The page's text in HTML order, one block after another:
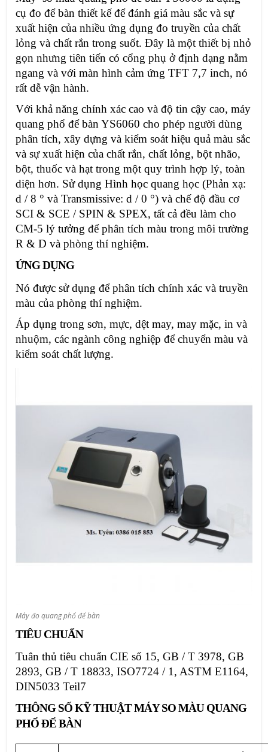
cụ đo để bàn thiết kế để đánh giá màu sắc và sự
xuất hiện của nhiều ứng dụng đo truyền của chất
lỏng và chất rắn trong suốt. Đây là một thiết bị nhỏ
gọn nhưng tiên tiến có cổng phụ ở định dạng nằm
ngang và với màn hình cảm ứng TFT 7,7 inch, nó
rất dễ vận hành.
Với khả năng chính xác cao và độ tin cậy cao, máy
quang phổ để bàn YS6060 cho phép người dùng
phân tích, xây dựng và kiểm soát hiệu quả màu sắc
và sự xuất hiện của chất rắn, chất lỏng, bột nhão,
bột, thuốc và hạt trong một quy trình hợp lý, toàn
diện hơn. Sử dụng Hình học quang học (Phản xạ:
d / 8 ° và Transmissive: d / 0 °) và chế độ đầu cơ
SCI & SCE / SPIN & SPEX, tất cả đều làm cho
CM-5 lý tưởng để phân tích màu trong môi trường
R & D và phòng thí nghiệm.
ỨNG DỤNG
Nó được sử dụng để phân tích chính xác và truyền
màu của phòng thí nghiệm.
Áp dụng trong sơn, mực, dệt may, may mặc, in và
nhuộm, các ngành công nghiệp để chuyển màu và
kiểm soát chất lượng.
Máy đo quang phổ để bàn
TIÊU CHUẨN
Tuân thủ tiêu chuẩn CIE số 15, GB / T 3978, GB
2893, GB / T 18833, ISO7724 / 1, ASTM E1164,
DIN5033 Teil7
THÔNG SỐ KỸ THUẬT MÁY SO MÀU QUANG
PHỔ ĐỂ BÀN